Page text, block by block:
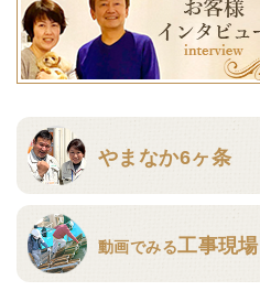
やまなか6ヶ条
動画でみる工事現場